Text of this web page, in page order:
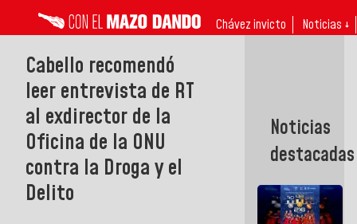
Chávez invicto Noticias ↓
Cabello recomendó
leer entrevista de RT
al exdirector de la
Oficina de la ONU
contra la Droga y el
Delito
Noticias
destacadas